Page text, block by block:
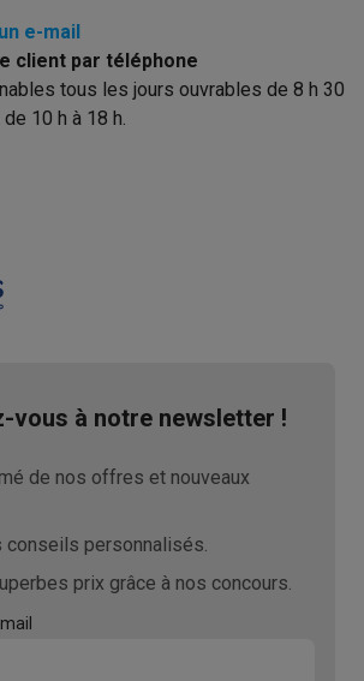
e-mail
client par téléphone
tous les jours ouvrables de 8 h 30
10 h à 18 h.
vous à notre newsletter !
de nos offres et nouveaux
conseils personnalisés.
prix grâce à nos concours.